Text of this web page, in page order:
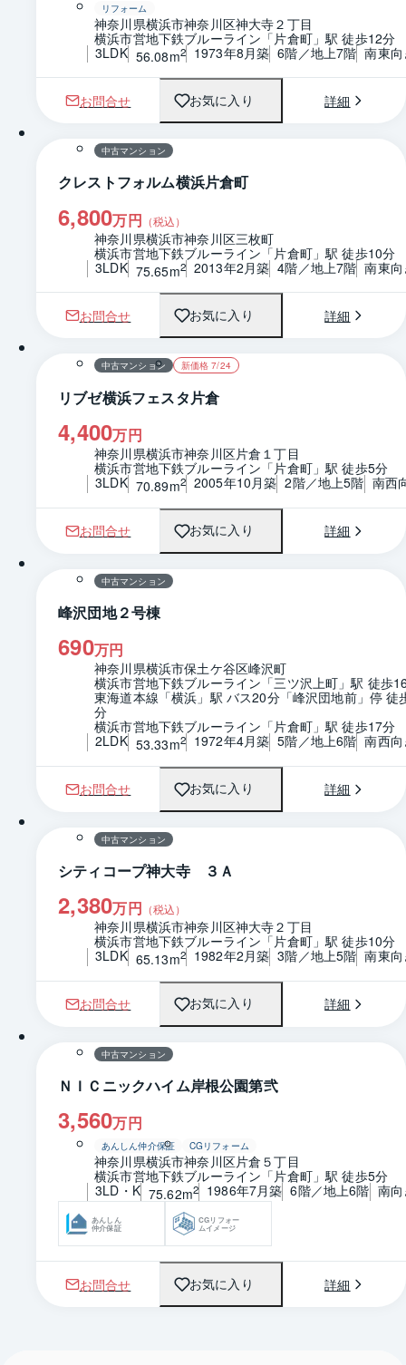
リフォーム
神奈川県横浜市神奈川区神大寺２丁目
横浜市営地下鉄ブルーライン「片倉町」駅 徒歩12分
3LDK 56.08m2 1973年8月築 6階／地上7階 南東
お問合せ お気に入り 詳細
1 / 0 間取り
中古マンション
クレストフォルム横浜片倉町
6,800万円 （税込）
神奈川県横浜市神奈川区三枚町
横浜市営地下鉄ブルーライン「片倉町」駅 徒歩10分
3LDK 75.65m2 2013年2月築 4階／地上7階 南東
お問合せ お気に入り 詳細
1 / 0 間取り
中古マンション 新価格 7/24
リブゼ横浜フェスタ片倉
4,400万円
神奈川県横浜市神奈川区片倉１丁目
横浜市営地下鉄ブルーライン「片倉町」駅 徒歩5分
3LDK 70.89m2 2005年10月築 2階／地上5階 南西
お問合せ お気に入り 詳細
1 / 0 間取り
中古マンション
峰沢団地２号棟
690万円
神奈川県横浜市保土ケ谷区峰沢町
横浜市営地下鉄ブルーライン「三ツ沢上町」駅 徒歩
東海道本線「横浜」駅 バス20分「峰沢団地前」停 徒
分
横浜市営地下鉄ブルーライン「片倉町」駅 徒歩17分
2LDK 53.33m2 1972年4月築 5階／地上6階 南西
お問合せ お気に入り 詳細
1 / 0 間取り
中古マンション
シティコープ神大寺 ３Ａ
2,380万円 （税込）
神奈川県横浜市神奈川区神大寺２丁目
横浜市営地下鉄ブルーライン「片倉町」駅 徒歩10分
3LDK 65.13m2 1982年2月築 3階／地上5階 南東
お問合せ お気に入り 詳細
1 / 0 間取り
中古マンション
ＮＩＣニックハイム岸根公園第弐
3,560万円
あんしん仲介保証 CGリフォーム
神奈川県横浜市神奈川区片倉５丁目
横浜市営地下鉄ブルーライン「片倉町」駅 徒歩5分
3LD・K 75.62m2 1986年7月築 6階／地上6階 南
あんしん
仲介保証
CGリフォー
ムイメージ
お問合せ お気に入り 詳細